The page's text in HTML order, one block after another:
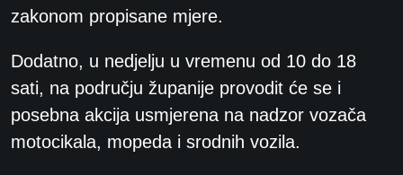
zakonom propisane mjere.
Dodatno, u nedjelju u vremenu od 10 do 18
sati, na području županije provodit će se i
posebna akcija usmjerena na nadzor vozača
motocikala, mopeda i srodnih vozila.